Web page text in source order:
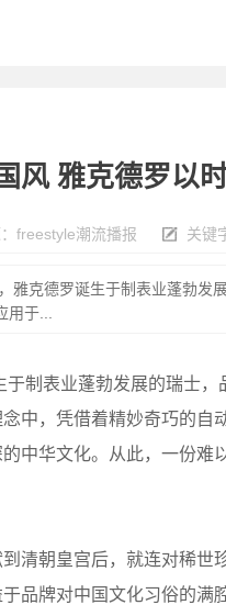
风 雅克德罗以
freestyle潮流播报 关键
雅克德罗诞生于制表业蓬勃发
用于...
表业蓬勃发展的瑞士，
中，凭借着精妙奇巧的
中华文化。从此，一份难
朝皇宫后，就连对稀世
品牌对中国文化习俗的